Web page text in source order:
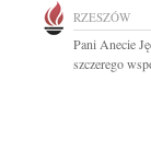
RZESZÓW
Pani Anecie
szczerego